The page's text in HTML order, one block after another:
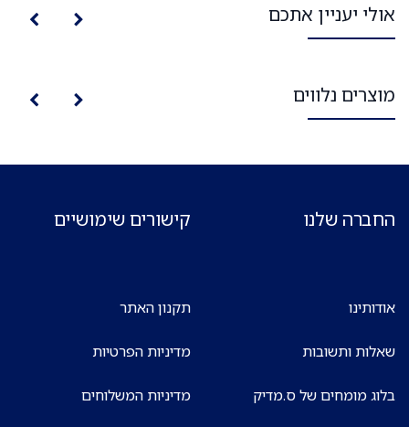
אולי יעניין אתכם
מוצרים נלווים
החברה שלנו
אודותינו
שאלות ותשובות
בלוג מומחים של ס.מדיק
קישורים שימושיים
תקנון האתר
מדיניות הפרטיות
מדיניות המשלוחים